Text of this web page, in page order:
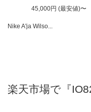
45,000円 (最安値)〜
Nike A'ja Wilso...
楽天市場で『